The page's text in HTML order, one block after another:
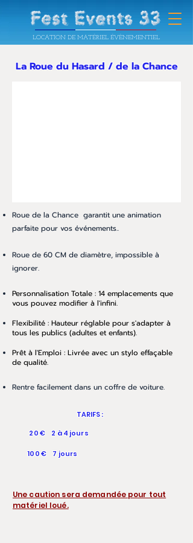
LOCATION DE MATÉRIEL ÉVÈNEMENTIEL
La Roue du Hasard / de la Chance
Roue de la Chance garantit une animation
parfaite pour vos événements..
Roue de 60 CM de diamètre, impossible à
ignorer.
Personnalisation Totale : 14 emplacements que
vous pouvez modifier à l'infini.
Flexibilité : Hauteur réglable pour s'adapter à
tous les publics (adultes et enfants).
Prêt à l'Emploi : Livrée avec un stylo effaçable
de qualité.
Rentre facilement dans un coffre de voiture.
TARIFS :
20 € 2 à 4 jours
100 € 7 jours
Une caution sera demandée pour tout
matériel loué.